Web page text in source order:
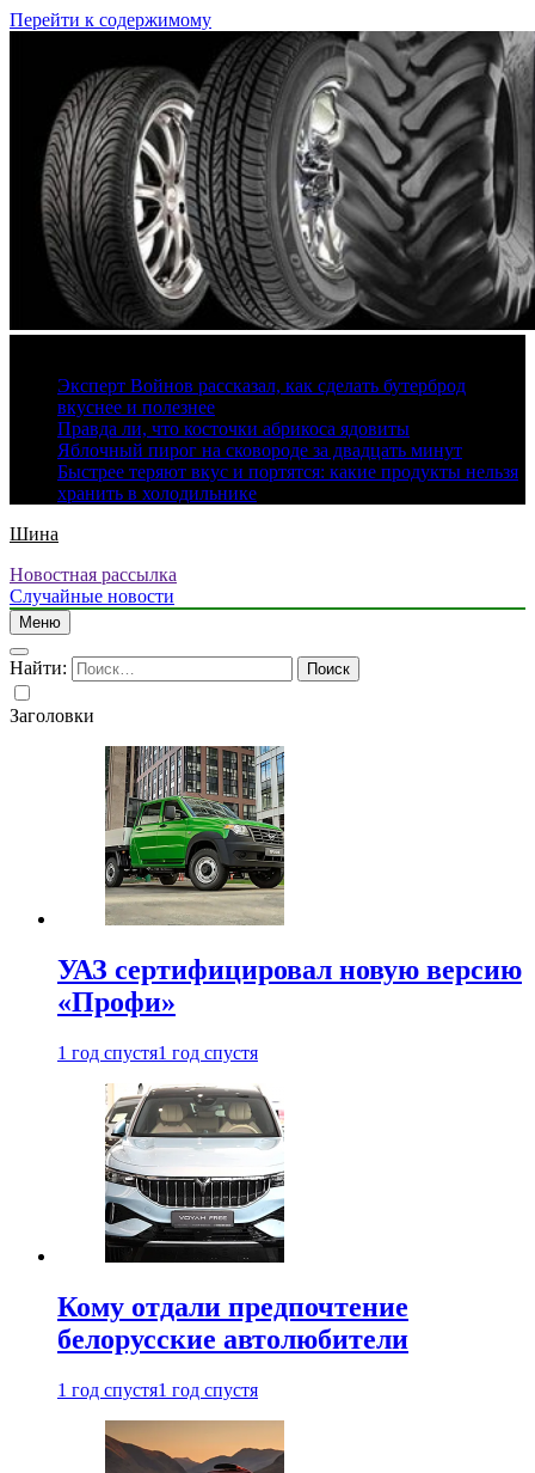
Перейти к содержимому
Эксперт Войнов рассказал, как сделать бутерброд
вкуснее и полезнее
Правда ли, что косточки абрикоса ядовиты
Яблочный пирог на сковороде за двадцать минут
Быстрее теряют вкус и портятся: какие продукты нельзя
хранить в холодильнике
Шина
Новостная рассылка
Случайные новости
Меню
Найти:
Заголовки
УАЗ сертифицировал новую версию
«Профи»
1 год спустя1 год спустя
Кому отдали предпочтение
белорусские автолюбители
1 год спустя1 год спустя